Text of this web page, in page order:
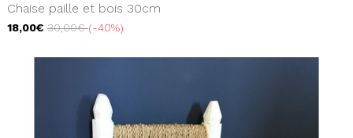
Chaise paille et bois 30cm
18,00€ 30,00€ -40%